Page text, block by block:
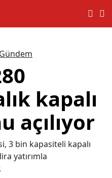
Gündem
kapalı
açılıyor
3 bin kapasiteli kapalı
yatırımla